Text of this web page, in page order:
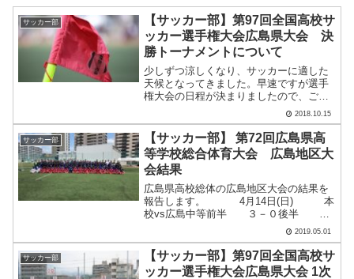
サッカー部
【サッカー部】第97回全国高校サ
ッカー選手権大会広島県大会 決
勝トーナメントについて
少しずつ涼しくなり、サッカーに適した
天候となってきました。早速ですが選手
権大会の日程が決まりましたので、ご確
認をお願いします。第97回全国高校サッ
カー選手権大会広島県大会決勝トーナメ
ント○決勝トーナメント 1回戦
10/28(日) 本校 vs.....
2018.10.15
サッカー部
【サッカー部】 第72回広島県高
等学校総合体育大会 広島地区大
会結果
広島県高校総体の広島地区大会の結果を
報告します。 4月14日(日) 本
校vs広島中等前半 ３－０後半 ３
－０合計 ６－０ 4月21日
(日) 本校vs近大東広島前半 ７
－０後半 ６－０合計 １３－
０ 4月2.....
2019.05.01
サッカー部
【サッカー部】第97回全国高校サ
ッカー選手権大会広島県大会 1次